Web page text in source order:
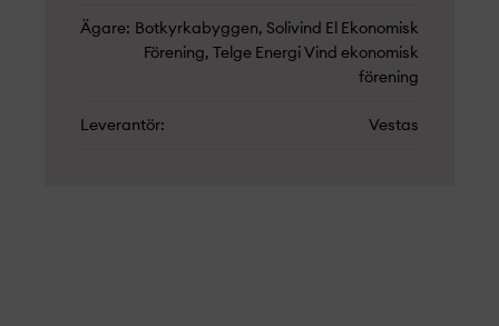
Ägare
Botkyrkabyggen, Solivind El Ekonomisk
Förening, Telge Energi Vind ekonomisk
förening
Leverantör Vestas